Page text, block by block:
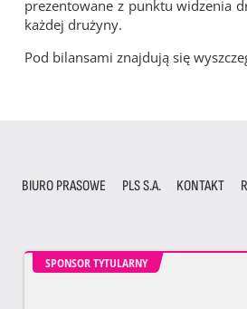
prezentowane z punktu widzenia
każdej drużyny.
Pod bilansami znajdują się
BIURO PRASOWE PLS S.A. KONTAKT
SPONSOR TYTULARNY